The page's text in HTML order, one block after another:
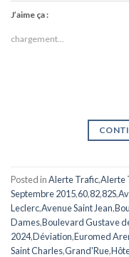
J’aime ça :
chargement…
Posted inAlerte Trafic,Alerte
Septembre 2015,60,82,82S,
Leclerc,Avenue Saint Jean,
Dames,Boulevard Gustave
2024,Déviation,Euromed
Saint Charles,Grand'Rue,